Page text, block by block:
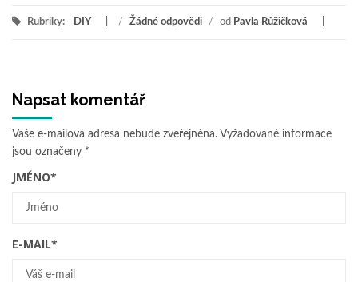
Rubriky: DIY / Žádné odpovědi / od Pavla Růžičková
Napsat komentář
Vaše e-mailová adresa nebude zveřejněna. Vyžadované informace
jsou označeny *
JMÉNO*
E-MAIL*